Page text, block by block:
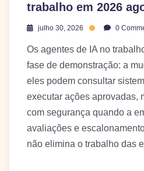
trabalho em 2026
julho 30, 2026 0
Os agentes de IA no
fase de demonstração: a
eles podem consultar
executar ações aprovadas,
com segurança quando a
avaliações e
não elimina o trabalho das